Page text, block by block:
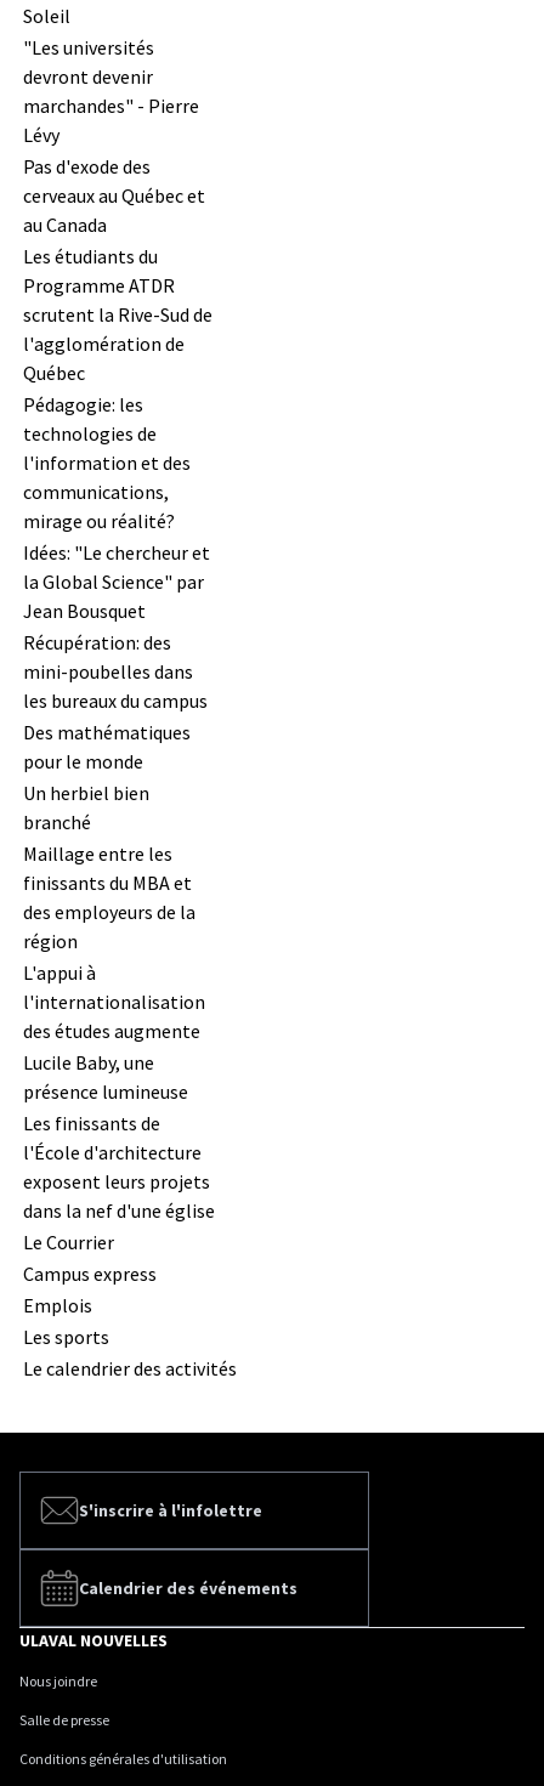
Soleil
"Les universités
devront devenir
marchandes" - Pierre
Lévy
Pas d'exode des
cerveaux au Québec et
au Canada
Les étudiants du
Programme ATDR
scrutent la Rive-Sud de
l'agglomération de
Québec
Pédagogie: les
technologies de
l'information et des
communications,
mirage ou réalité?
Idées: "Le chercheur et
la Global Science" par
Jean Bousquet
Récupération: des
mini-poubelles dans
les bureaux du campus
Des mathématiques
pour le monde
Un herbiel bien
branché
Maillage entre les
finissants du MBA et
des employeurs de la
région
L'appui à
l'internationalisation
des études augmente
Lucile Baby, une
présence lumineuse
Les finissants de
l'École d'architecture
exposent leurs projets
dans la nef d'une église
Le Courrier
Campus express
Emplois
Les sports
Le calendrier des activités
S'inscrire à l'infolettre
Calendrier des événements
ULAVAL NOUVELLES
Nous joindre
Salle de presse
Conditions générales d'utilisation